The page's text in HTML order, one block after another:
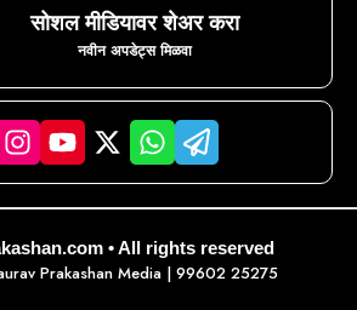
सोशल मीडियावर शेअर करा
नवीन अपडेट्स मिळवा
• All rights reserved
Prakashan Media| 99602 25275